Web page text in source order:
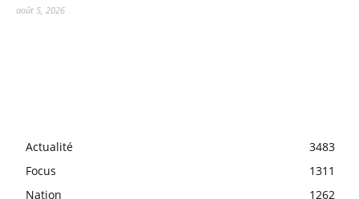
août 5, 2026
Actualité
3483
Focus
1311
Nation
1262